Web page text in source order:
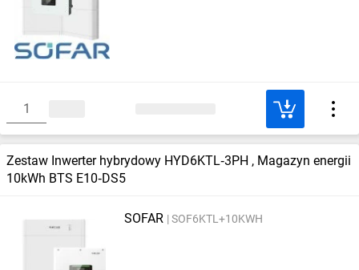
Zestaw Inwerter hybrydowy HYD6KTL‑3PH , Magazyn energii
10kWh BTS E10‑DS5
SOFAR SOF6KTL+10KWH